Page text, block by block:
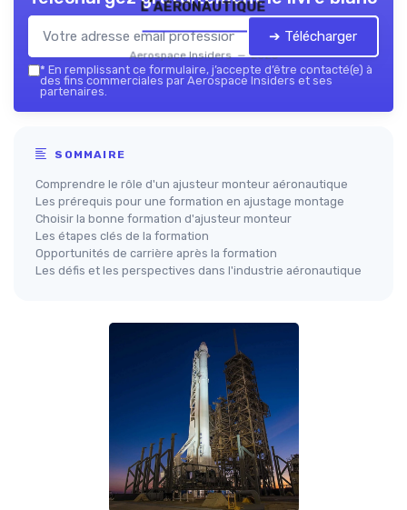
l’aéronautique
Aerospace Insiders — 2026
➔ Télécharger
* En remplissant ce formulaire, j’accepte d’être contacté(e) à
des fins commerciales par Aerospace Insiders et ses
partenaires.
SOMMAIRE
Comprendre le rôle d'un ajusteur monteur aéronautique
Les prérequis pour une formation en ajustage montage
Choisir la bonne formation d'ajusteur monteur
Les étapes clés de la formation
Opportunités de carrière après la formation
Les défis et les perspectives dans l'industrie aéronautique